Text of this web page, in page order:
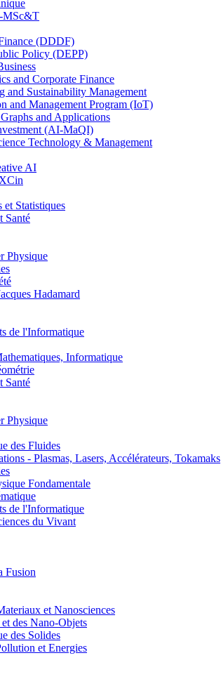
MSc&T
(DDDF)
Policy (DEPP)
and Corporate Finance
Sustainability Management
and Management Program (IoT)
and Applications
(AI-MaQI)
Technology & Management
AI
Statistiques
Santé
Physique
Hadamard
de l'Informatique
Informatique
Santé
Physique
des Fluides
- Plasmas, Lasers, Accélérateurs, Tokamaks
Fondamentale
de l'Informatique
du Vivant
Fusion
et Nanosciences
des Nano-Objets
des Solides
et Energies